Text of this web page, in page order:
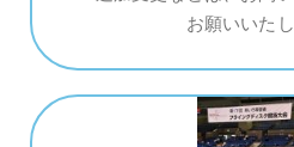
お願いいたし